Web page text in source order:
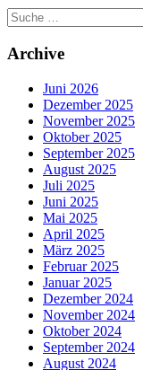
Suche
nach:
Archive
Juni 2026
Dezember 2025
November 2025
Oktober 2025
September 2025
August 2025
Juli 2025
Juni 2025
Mai 2025
April 2025
März 2025
Februar 2025
Januar 2025
Dezember 2024
November 2024
Oktober 2024
September 2024
August 2024